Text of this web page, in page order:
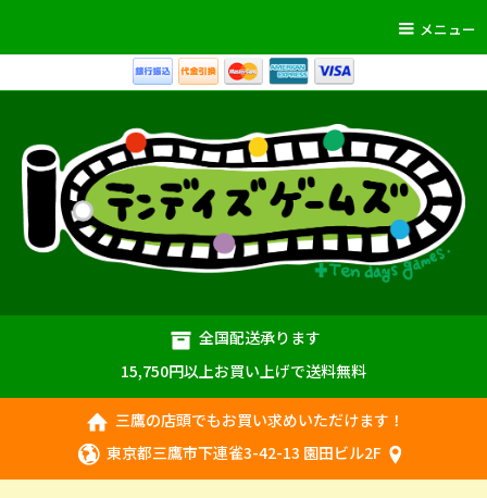
メニュー
全国配送承ります
15,750円以上お買い上げで送料無料
三鷹の店頭でもお買い求めいただけます！
東京都三鷹市下連雀3-42-13 園田ビル2F